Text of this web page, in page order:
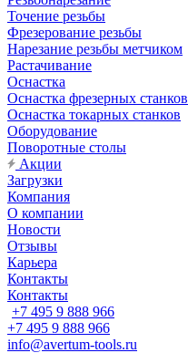
Точение резьбы
Фрезерование резьбы
Нарезание резьбы метчиком
Растачивание
Оснастка
Оснастка фрезерных станков
Оснастка токарных станков
Оборудование
Поворотные столы
Акции
Загрузки
Компания
О компании
Новости
Отзывы
Карьера
Контакты
Контакты
+7 495 9 888 966
+7 495 9 888 966
info@avertum-tools.ru